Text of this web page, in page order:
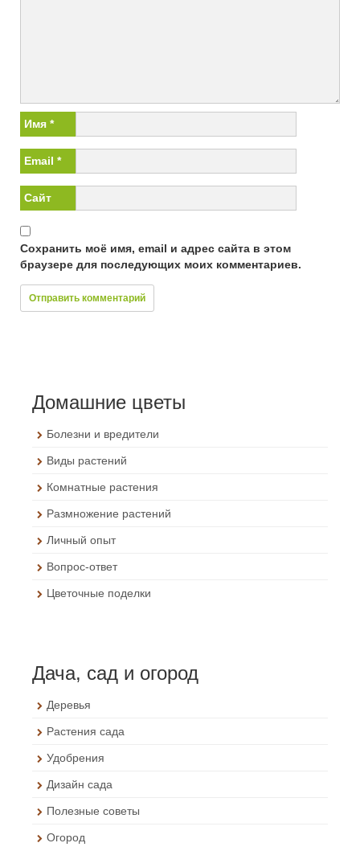
Имя *
Email *
Сайт
Сохранить моё имя, email и адрес сайта в этом
браузере для последующих моих комментариев.
Домашние цветы
Болезни и вредители
Виды растений
Комнатные растения
Размножение растений
Личный опыт
Вопрос-ответ
Цветочные поделки
Дача, сад и огород
Деревья
Растения сада
Удобрения
Дизайн сада
Полезные советы
Огород